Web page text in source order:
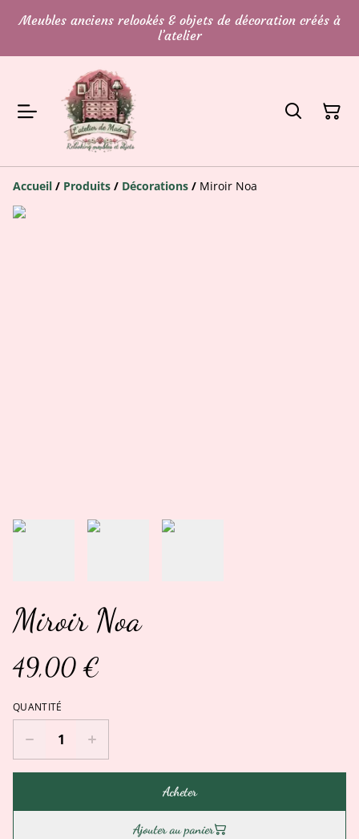
Meubles anciens relookés & objets de décoration créés à
l’atelier
Accueil / Produits / Décorations / Miroir Noa
Miroir Noa
49,00 €
QUANTITÉ
Acheter
Ajouter au panier